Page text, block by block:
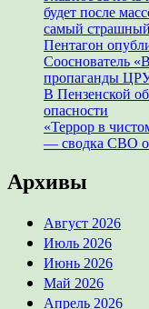
будет после
самый
Пентагон
Сооснователь
пропаганды
В Пензенской
опасности
«Террор в
— сводка СВО
Архивы
Август 2026
Июль 2026
Июнь 2026
Май 2026
Апрель 2026